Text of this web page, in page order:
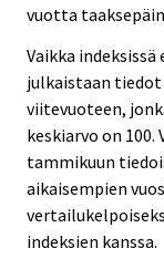
vuotta
Vaikka
julkaistaan
viitevuoteen,
keskiarvo on 100.
tammikuun
aikaisempien
indeksien kanssa.